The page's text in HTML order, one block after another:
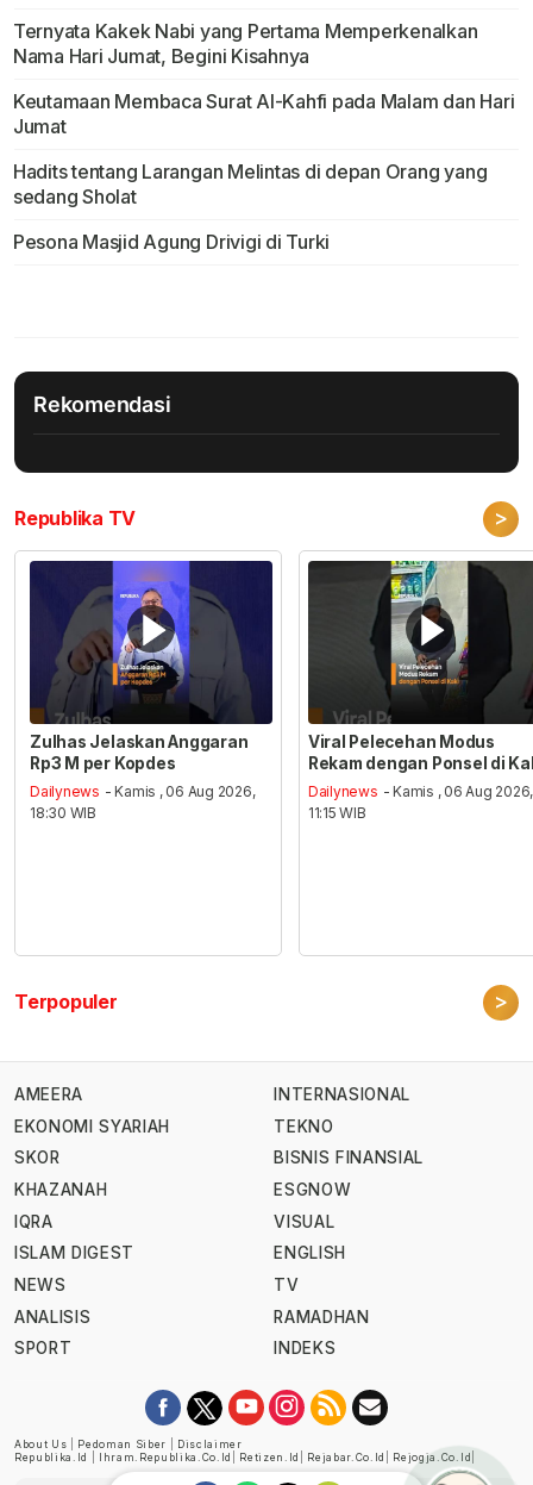
Ternyata Kakek Nabi yang Pertama Memperkenalkan
Nama Hari Jumat, Begini Kisahnya
Keutamaan Membaca Surat Al-Kahfi pada Malam dan Hari
Jumat
Hadits tentang Larangan Melintas di depan Orang yang
sedang Sholat
Pesona Masjid Agung Drivigi di Turki
Rekomendasi
Republika TV >
Zulhas Jelaskan Anggaran
Rp3 M per Kopdes
Dailynews - Kamis , 06 Aug 2026,
18:30 WIB
Viral Pelecehan Modus
Rekam dengan Ponsel di
Dailynews - Kamis , 06 Aug 2026,
11:15 WIB
Terpopuler >
AMEERA
EKONOMI SYARIAH
SKOR
KHAZANAH
IQRA
ISLAM DIGEST
NEWS
ANALISIS
SPORT
INTERNASIONAL
TEKNO
BISNIS FINANSIAL
ESGNOW
VISUAL
ENGLISH
TV
RAMADHAN
INDEKS
About Us Pedoman Siber
Disclaimer
Republika.id
Ihram.republika.co.id Retizen.id Rejabar.co.id Rejogja.co.id